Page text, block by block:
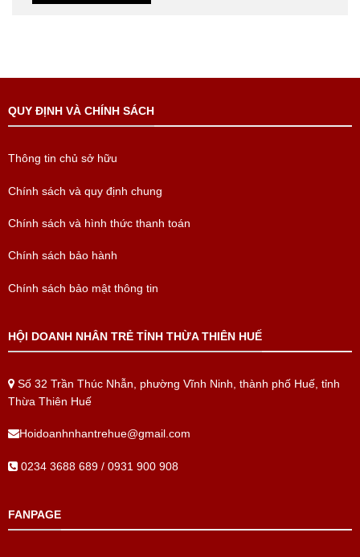
QUY ĐỊNH VÀ CHÍNH SÁCH
Thông tin chủ sở hữu
Chính sách và quy định chung
Chính sách và hình thức thanh toán
Chính sách bảo hành
Chính sách bảo mật thông tin
HỘI DOANH NHÂN TRẺ TỈNH THỪA THIÊN HUẾ
Số 32 Trần Thúc Nhẫn, phường Vĩnh Ninh, thành phố Huế, tỉnh
Thừa Thiên Huế
Hoidoanhnhantrehue@gmail.com
0234 3688 689 / 0931 900 908
FANPAGE